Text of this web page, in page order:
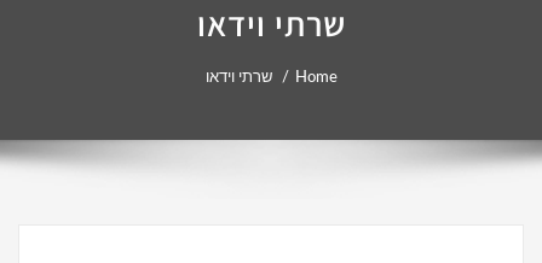
שרתי וידאו
Home שרתי וידאו